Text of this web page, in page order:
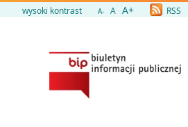
wysoki kontrast A- A A+ RSS